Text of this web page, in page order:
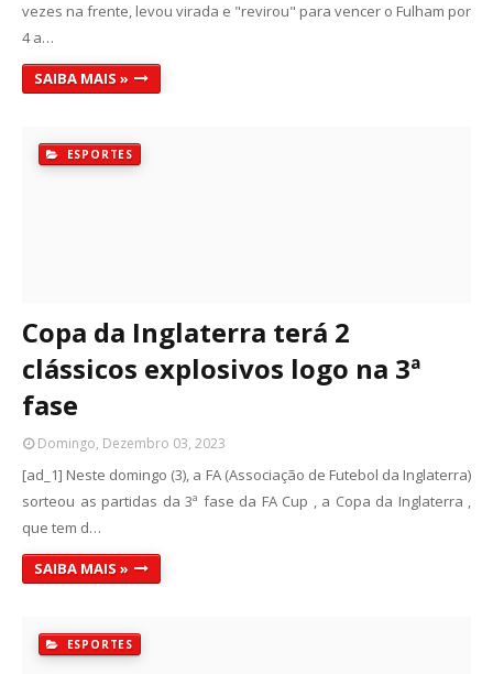
vezes na frente, levou virada e "revirou" para vencer o Fulham por
4 a…
SAIBA MAIS »
ESPORTES
Copa da Inglaterra terá 2
clássicos explosivos logo na 3ª
fase
Domingo, Dezembro 03, 2023
[ad_1] Neste domingo (3), a FA (Associação de Futebol da Inglaterra)
sorteou as partidas da 3ª fase da FA Cup , a Copa da Inglaterra ,
que tem d…
SAIBA MAIS »
ESPORTES